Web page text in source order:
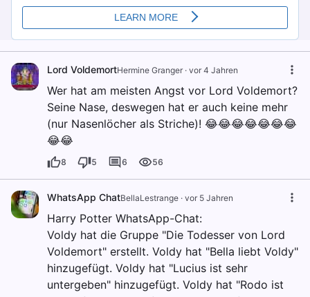
Lord VoldemortHermine Granger · vor 4 Jahren
Wer hat am meisten Angst vor Lord Voldemort?
Seine Nase, deswegen hat er auch keine mehr
(nur Nasenlöcher als Striche)! 😂😂😂😂😂😂😂
😂😂
8 5 6 56
WhatsApp ChatBellaLestrange · vor 5 Jahren
Harry Potter WhatsApp-Chat:
Voldy hat die Gruppe "Die Todesser von Lord
Voldemort" erstellt. Voldy hat "Bella liebt Voldy"
hinzugefügt. Voldy hat "Lucius ist sehr
untergeben" hinzugefügt. Voldy hat "Rodo ist